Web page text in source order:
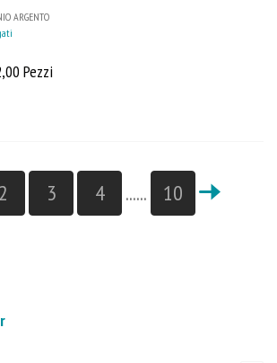
ARGENTO
Pezzi
2 3 4 ...... 10